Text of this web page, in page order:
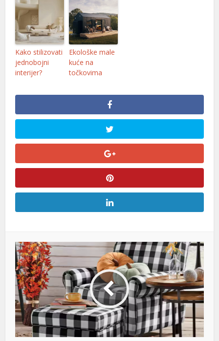
Kako stilizovati
jednobojni
interijer?
Ekološke male
kuće na
točkovima